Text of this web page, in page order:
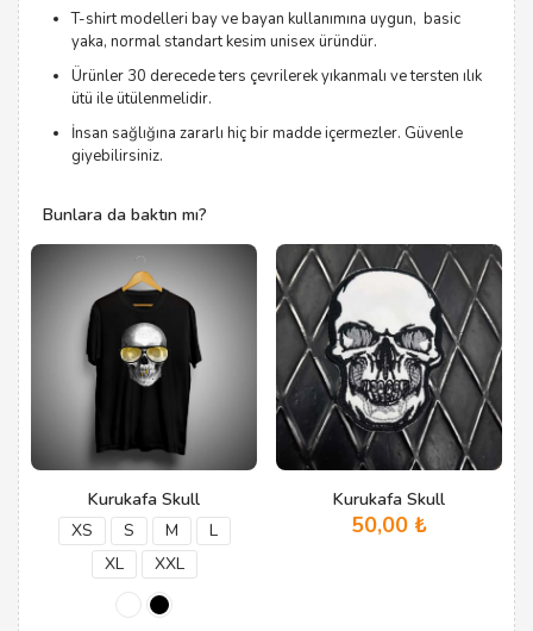
T-shirt modelleri bay ve bayan kullanımına uygun, basic
yaka, normal standart kesim unisex üründür.
Ürünler 30 derecede ters çevrilerek yıkanmalı ve tersten ılık
ütü ile ütülenmelidir.
İnsan sağlığına zararlı hiç bir madde içermezler. Güvenle
giyebilirsiniz.
Bunlara da baktın mı?
Kurukafa Skull
XS
S M
L
XL
XXL
Kurukafa Skull
50,00 ₺